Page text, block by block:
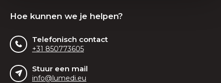
Hoe kunnen we je helpen?
Telefonisch contact
+31 850773605
Stuur een mail
info@lumedi.eu